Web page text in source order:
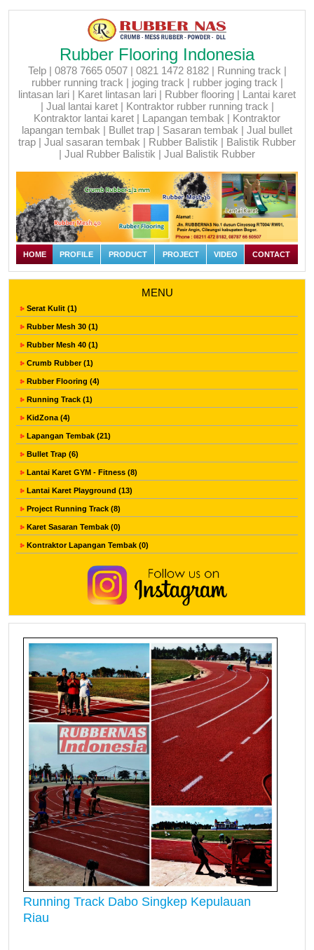
Rubber Flooring Indonesia
Telp | 0878 7665 0507 | 0821 1472 8182 | Running track |
rubber running track | joging track | rubber joging track |
lintasan lari | Karet lintasan lari | Rubber flooring | Lantai karet
| Jual lantai karet | Kontraktor rubber running track |
Kontraktor lantai karet | Lapangan tembak | Kontraktor
lapangan tembak | Bullet trap | Sasaran tembak | Jual bullet
trap | Jual sasaran tembak | Rubber Balistik | Balistik Rubber
| Jual Rubber Balistik | Jual Balistik Rubber
HOME PROFILE PRODUCT PROJECT VIDEO CONTACT
MENU
Serat Kulit (1)
Rubber Mesh 30 (1)
Rubber Mesh 40 (1)
Crumb Rubber (1)
Rubber Flooring (4)
Running Track (1)
KidZona (4)
Lapangan Tembak (21)
Bullet Trap (6)
Lantai Karet GYM - Fitness (8)
Lantai Karet Playground (13)
Project Running Track (8)
Karet Sasaran Tembak (0)
Kontraktor Lapangan Tembak (0)
Running Track Dabo Singkep Kepulauan
Riau